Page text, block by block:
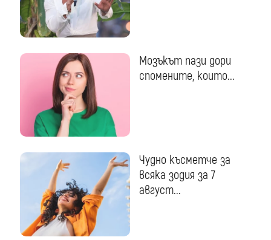
Мозъкът пази дори
спомените, които...
Чудно късметче за
всяка зодия за 7
август...